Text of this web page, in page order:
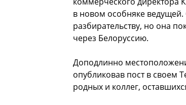
в новом особняке ведущей.
разбирательству, но она
через Белоруссию.
Доподлинно
опубликовав пост в своем
родных и коллег,